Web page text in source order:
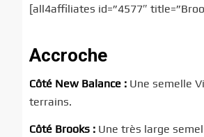
[all4affiliates id=”4577″
Accroche
Côté New Balance : Une semelle
terrains.
Côté Brooks : Une très large